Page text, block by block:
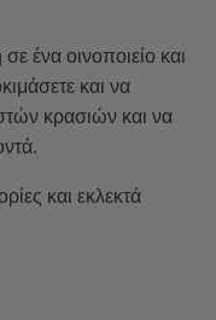
ένα οινοποιείο και
και να
κρασιών και να
και εκλεκτά